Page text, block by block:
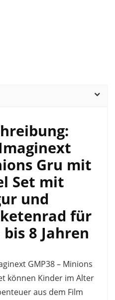
Gru mit
Set mit
und
für
8 Jahren
GMP38 – Minions
können Kinder im Alter
aus dem Film